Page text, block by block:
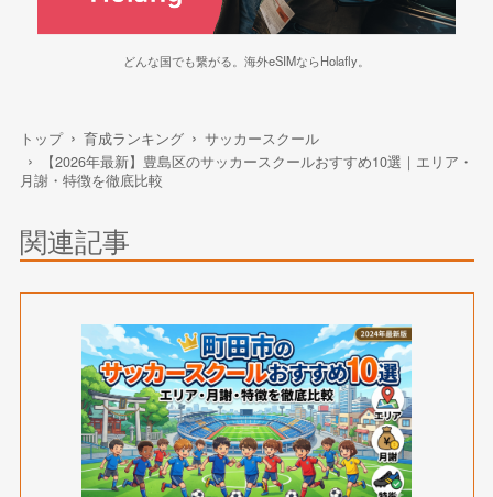
どんな国でも繋がる。海外eSIMならHolafly。
トップ 育成ランキング
サッカースクール
【2026年最新】豊島区のサッカースクールおすすめ10選｜エリア・
月謝・特徴を徹底比較
関連記事